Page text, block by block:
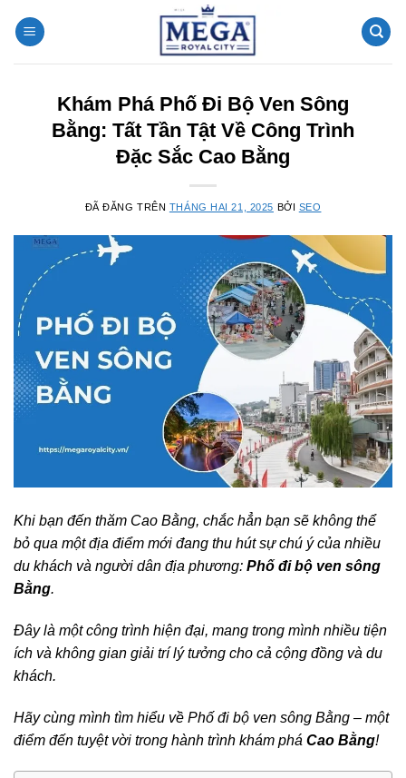
đến
Khám Phá Phố Đi Bộ Ven Sông
Bằng: Tất Tần Tật Về Công Trình
Đặc Sắc Cao Bằng
ĐÃ ĐĂNG TRÊN THÁNG HAI 21, 2025 BỞI SEO
Khi bạn đến thăm Cao Bằng, chắc hẳn bạn sẽ không thể
bỏ qua một địa điểm mới đang thu hút sự chú ý của nhiều
du khách và người dân địa phương: Phố đi bộ ven sông
Bằng.
Đây là một công trình hiện đại, mang trong mình nhiều tiện
ích và không gian giải trí lý tưởng cho cả cộng đồng và du
khách.
Hãy cùng mình tìm hiểu về Phố đi bộ ven sông Bằng – một
điểm đến tuyệt vời trong hành trình khám phá Cao Bằng!